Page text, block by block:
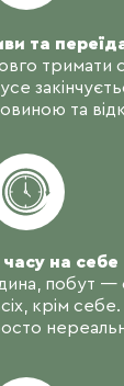
та
тримати
та
на себе
побут —
крім себе.